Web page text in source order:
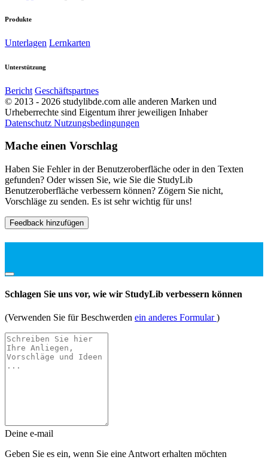
Produkte
Unterlagen Lernkarten
Unterstützung
Bericht Geschäftspartnes
© 2013 - 2026 studylibde.com alle anderen Marken und
Urheberrechte sind Eigentum ihrer jeweiligen Inhaber
Datenschutz Nutzungsbedingungen
Mache einen Vorschlag
Haben Sie Fehler in der Benutzeroberfläche oder in den Texten
gefunden? Oder wissen Sie, wie Sie die StudyLib
Benutzeroberfläche verbessern können? Zögern Sie nicht,
Vorschläge zu senden. Es ist sehr wichtig für uns!
Feedback hinzufügen
Schlagen Sie uns vor, wie wir StudyLib verbessern können
(Verwenden Sie für Beschwerden ein anderes Formular)
Deine e-mail
Geben Sie es ein, wenn Sie eine Antwort erhalten möchten